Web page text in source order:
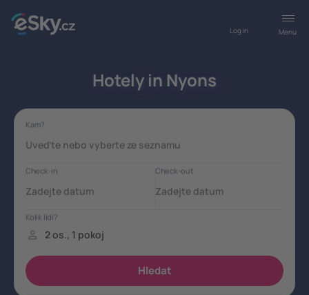
Menu
Log in
Hotely in Nyons